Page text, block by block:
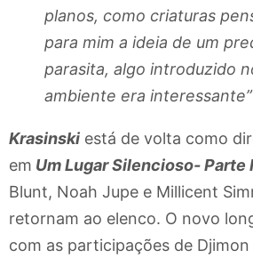
planos, como criaturas
para mim a ideia de um
parasita, algo introduzido
ambiente era interessante”
Krasinski está de volta como
em Um Lugar Silencioso- Parte
Blunt, Noah Jupe e Millicent
retornam ao elenco. O novo
com as participações de Djimon